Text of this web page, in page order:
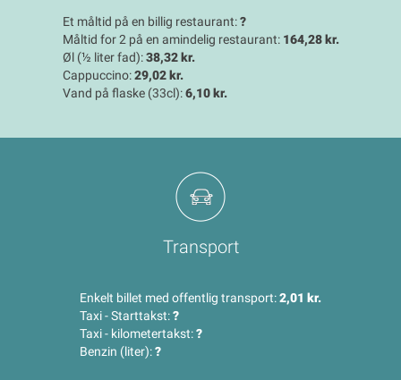
Et måltid på en billig restaurant:?
Måltid for 2 på en amindelig restaurant: 164,28 kr.
Øl (½ liter fad):38,32 kr.
Cappuccino:29,02 kr.
Vand på flaske (33cl):6,10 kr.
Transport
Enkelt billet med offentlig transport:2,01 kr.
Taxi - Starttakst:?
Taxi - kilometertakst:?
Benzin (liter):?